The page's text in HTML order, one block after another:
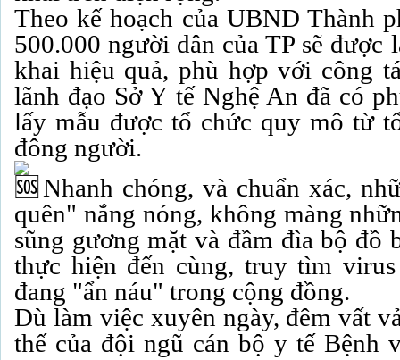
Theo kế hoạch của UBND Thành
500.000 người dân của TP sẽ
khai hiệu quả, phù hợp với công
lãnh đạo Sở Y tế Nghệ An đã có
lấy mẫu được tổ chức quy mô từ
đông người.
Nhanh chóng, và chuẩn xác,
quên" nắng nóng, không màng
sũng gương mặt và đầm đìa bộ đồ
thực hiện đến cùng, truy tìm
đang "ẩn náu" trong cộng đồng.
Dù làm việc xuyên ngày, đêm vất
thế của đội ngũ cán bộ y tế Bệnh